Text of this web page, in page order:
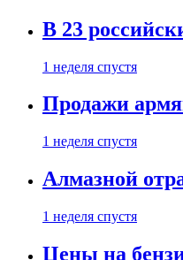
В 23
1 неделя спустя
Продажи
1 неделя спустя
Алмазной
1 неделя спустя
Цены на